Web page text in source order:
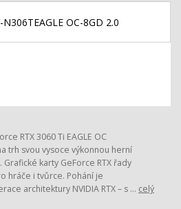
RTX 3060 Ti EAGLE OC
trh svou vysoce výkonnou herní
karty GeForce RTX řady
hráče i tvůrce. Pohání je
architektury NVIDIA RTX – s ... celý